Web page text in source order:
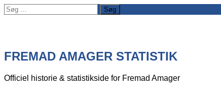
Søg
efter:
FREMAD AMAGER STATISTIK
Officiel historie & statistikside for Fremad Amager